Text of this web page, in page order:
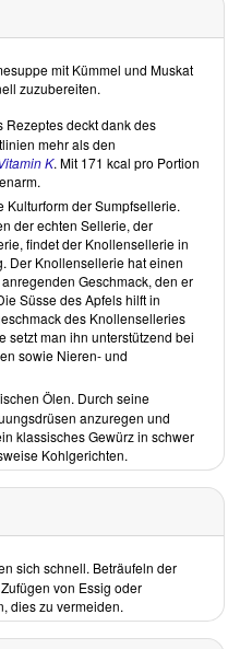
an.
sie aber durch gesündere
Vielfalt interessanter,
Gerichte besticht. Die
keine Konserven zum Einsatz
alle Gerichte in 15
und Härtezeiten nicht mit
Rezept und die Einteilung
oder nussfrei , erleichtern die
von den Kuchen,
Die Hälfte der Rezepte
und lediglich ein Viertel der
Form vonAgavendicksaft.
Nüsse und nicht selten
es, bei den Rezepten in denen
Öl, als das zumeist
beispielsweiseLein- oder
so oft hauptsächlich
sondern eine Vielzahl an
Michaela Russmannneben
,WalnüsseundHaselnüsse.
noch mehr auf die
das Verhältnis von
anderer Sorten zurückgreift.
was den Bereich der Inhaltsstoffe
und nicht
dennoch einen groben
mit Kümmel und Muskat
zuzubereiten.
Rezeptes deckt dank des
mehr als den
K. Mit 171 kcal pro Portion
der Sumpfsellerie.
der echten Sellerie, der
findet der Knollensellerie in
Der Knollensellerie hat einen
Geschmack, den er
Süsse des Apfels hilft in
des Knollenselleries
setzt man ihn unterstützend bei
sowie Nieren- und
Ölen. Durch seine
anzuregen und
klassisches Gewürz in schwer
Kohlgerichten.
sich schnell. Beträufeln der
von Essig oder
dies zu vermeiden.